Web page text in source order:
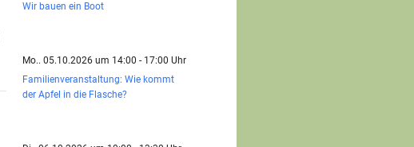
Wir bauen ein Boot
Mo.. 05.10.2026 um 14:00 - 17:00 Uhr
Familienveranstaltung: Wie kommt
der Apfel in die Flasche?